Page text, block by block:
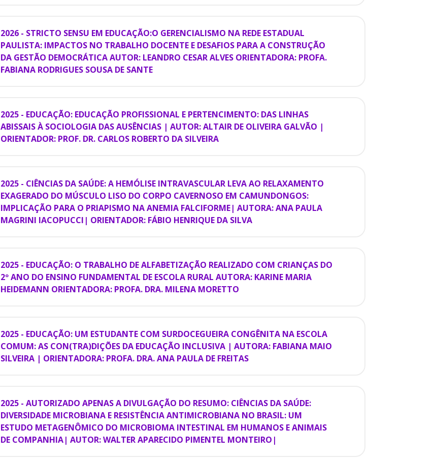
2026 - STRICTO SENSU EM EDUCAÇÃO:O GERENCIALISMO NA REDE ESTADUAL
PAULISTA: IMPACTOS NO TRABALHO DOCENTE E DESAFIOS PARA A CONSTRUÇÃO
DA GESTÃO DEMOCRÁTICA AUTOR: LEANDRO CESAR ALVES ORIENTADORA: PROFA.
FABIANA RODRIGUES SOUSA DE SANTE
2025 - EDUCAÇÃO: EDUCAÇÃO PROFISSIONAL E PERTENCIMENTO: DAS LINHAS
ABISSAIS À SOCIOLOGIA DAS AUSÊNCIAS | AUTOR: ALTAIR DE OLIVEIRA GALVÃO |
ORIENTADOR: PROF. DR. CARLOS ROBERTO DA SILVEIRA
2025 - CIÊNCIAS DA SAÚDE: A HEMÓLISE INTRAVASCULAR LEVA AO RELAXAMENTO
EXAGERADO DO MÚSCULO LISO DO CORPO CAVERNOSO EM CAMUNDONGOS:
IMPLICAÇÃO PARA O PRIAPISMO NA ANEMIA FALCIFORME| AUTORA: ANA PAULA
MAGRINI IACOPUCCI| ORIENTADOR: FÁBIO HENRIQUE DA SILVA
2025 - EDUCAÇÃO: O TRABALHO DE ALFABETIZAÇÃO REALIZADO COM CRIANÇAS DO
2º ANO DO ENSINO FUNDAMENTAL DE ESCOLA RURAL AUTORA: KARINE MARIA
HEIDEMANN ORIENTADORA: PROFA. DRA. MILENA MORETTO
2025 - EDUCAÇÃO: UM ESTUDANTE COM SURDOCEGUEIRA CONGÊNITA NA ESCOLA
COMUM: AS CON(TRA)DIÇÕES DA EDUCAÇÃO INCLUSIVA | AUTORA: FABIANA MAIO
SILVEIRA | ORIENTADORA: PROFA. DRA. ANA PAULA DE FREITAS
2025 - AUTORIZADO APENAS A DIVULGAÇÃO DO RESUMO: CIÊNCIAS DA SAÚDE:
DIVERSIDADE MICROBIANA E RESISTÊNCIA ANTIMICROBIANA NO BRASIL: UM
ESTUDO METAGENÔMICO DO MICROBIOMA INTESTINAL EM HUMANOS E ANIMAIS
DE COMPANHIA| AUTOR: WALTER APARECIDO PIMENTEL MONTEIRO|